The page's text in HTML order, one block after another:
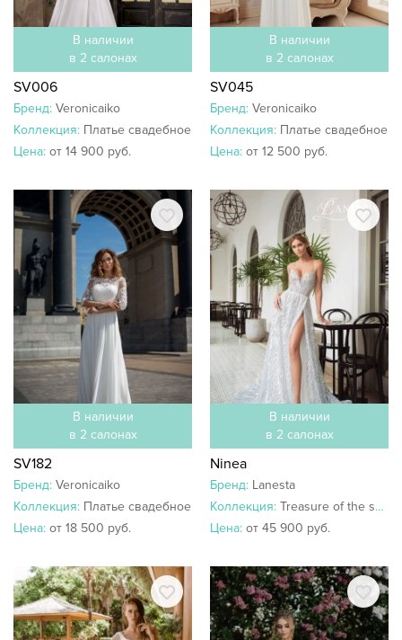
В наличии
в 2 салонах
SV006
Бренд: Veronicaiko
Коллекция: Платье свадебное
Цена: от 14 900 руб.
В наличии
в 2 салонах
SV045
Бренд: Veronicaiko
Коллекция: Платье свадебное
Цена: от 12 500 руб.
В наличии
в 2 салонах
SV182
Бренд: Veronicaiko
Коллекция: Платье свадебное
Цена: от 18 500 руб.
В наличии
в 2 салонах
Ninea
Бренд: Lanesta
Коллекция: Treasure of the seas
Цена: от 45 900 руб.